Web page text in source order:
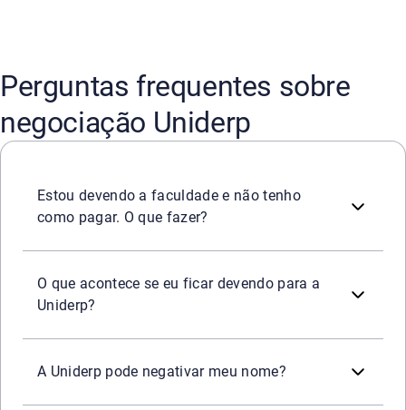
Perguntas frequentes sobre
negociação Uniderp
Estou devendo a faculdade e não tenho
como pagar. O que fazer?
Acesse ofertas de negociação de dívidas pelo
O que acontece se eu ficar devendo para a
Uniderp?
A Uniderp pode negativar meu nome?